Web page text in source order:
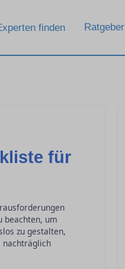
finden Ratgeber
für
beachten, um
zu gestalten,
nachträglich